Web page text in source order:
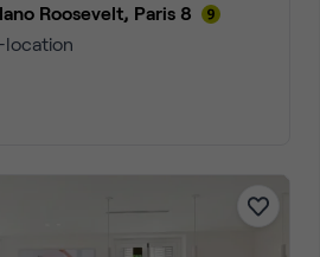
Roosevelt, Paris 8
location